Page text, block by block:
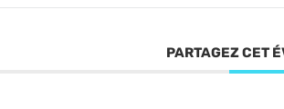
PARTAGEZ CET